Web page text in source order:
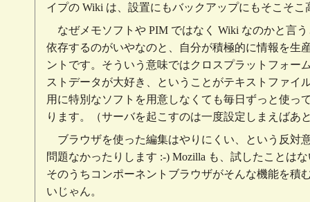
イプの Wiki は、設置にもバックアップにもそこそ
なぜメモソフトや PIM ではなく Wiki なのかと言
依存するのがいやなのと、自分が積極的に情報を生
ントです。そういう意味ではクロスプラットフォー
ストデータが大好き、ということがテキストファイ
用に特別なソフトを用意しなくても毎日ずっと使っ
ります。（サーバを起こすのは一度設定しまえば
ブラウザを使った編集はやりにくい、という反対
問題なかったりします :-) Mozilla も、試したことは
そのうちコンポーネントブラウザがそんな機能を積
いじゃん。